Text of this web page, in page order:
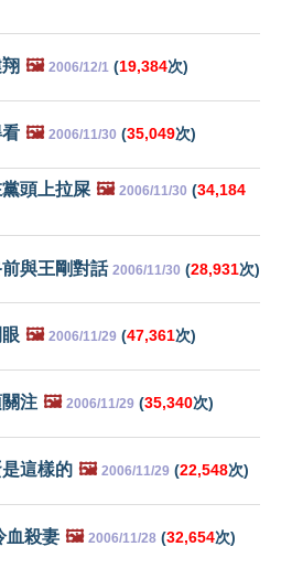
🖼️ 2006/12/1 (19,384次)
🖼️ 2006/11/30 (35,049次)
頭上拉屎 🖼️ 2006/11/30 (34,184
與王剛對話 2006/11/30 (28,931次)
🖼️ 2006/11/29 (47,361次)
注 🖼️ 2006/11/29 (35,340次)
這樣的 🖼️ 2006/11/29 (22,548次)
血殺妻 🖼️ 2006/11/28 (32,654次)